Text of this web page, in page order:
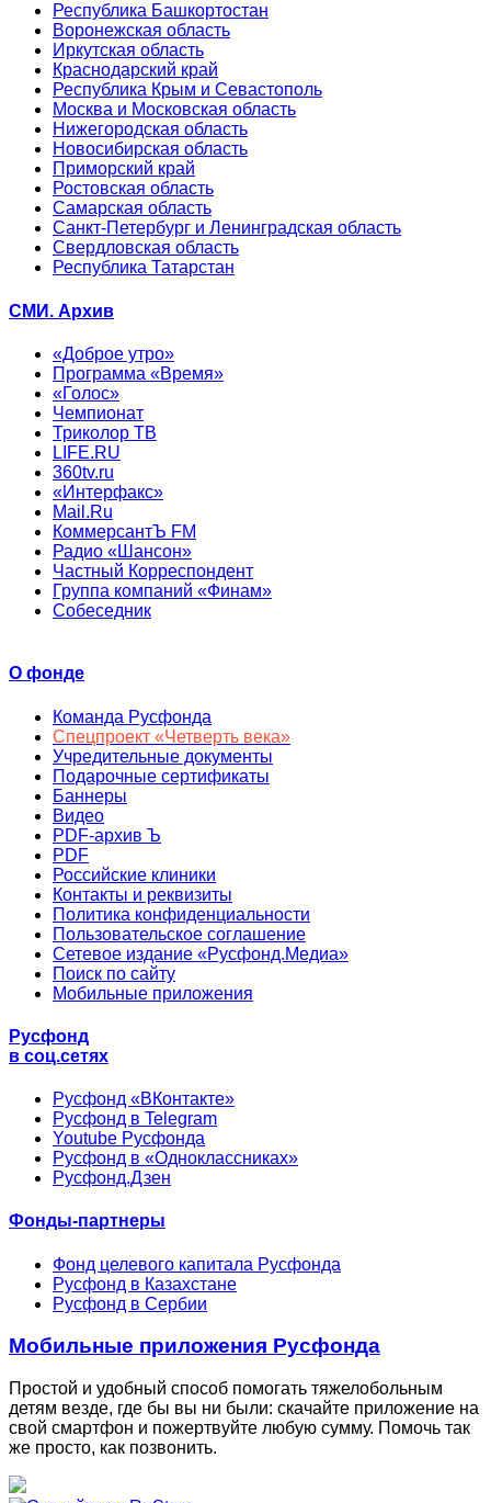
Республика Башкортостан
Воронежская область
Иркутская область
Краснодарский край
Республика Крым и Севастополь
Москва и Московская область
Нижегородская область
Новосибирская область
Приморский край
Ростовская область
Самарская область
Санкт-Петербург и Ленинградская область
Свердловская область
Республика Татарстан
СМИ. Архив
«Доброе утро»
Программа «Время»
«Голос»
Чемпионат
Триколор ТВ
LIFE.RU
360tv.ru
«Интерфакс»
Mail.Ru
КоммерсантЪ FM
Радио «Шансон»
Частный Корреспондент
Группа компаний «Финам»
Собеседник
О фонде
Команда Русфонда
Спецпроект «Четверть века»
Учредительные документы
Подарочные сертификаты
Баннеры
Видео
PDF-архив Ъ
PDF
Российские клиники
Контакты и реквизиты
Политика конфиденциальности
Пользовательское соглашение
Сетевое издание «Русфонд.Медиа»
Поиск по сайту
Мобильные приложения
Русфонд
в соц.сетях
Русфонд «ВКонтакте»
Русфонд в Telegram
Youtube Русфонда
Русфонд в «Одноклассниках»
Русфонд.Дзен
Фонды-партнеры
Фонд целевого капитала Русфонда
Русфонд в Казахстане
Русфонд в Сербии
Мобильные приложения Русфонда
Простой и удобный способ помогать тяжелобольным
детям везде, где бы вы ни были: скачайте приложение на
свой смартфон и пожертвуйте любую сумму. Помочь так
же просто, как позвонить.